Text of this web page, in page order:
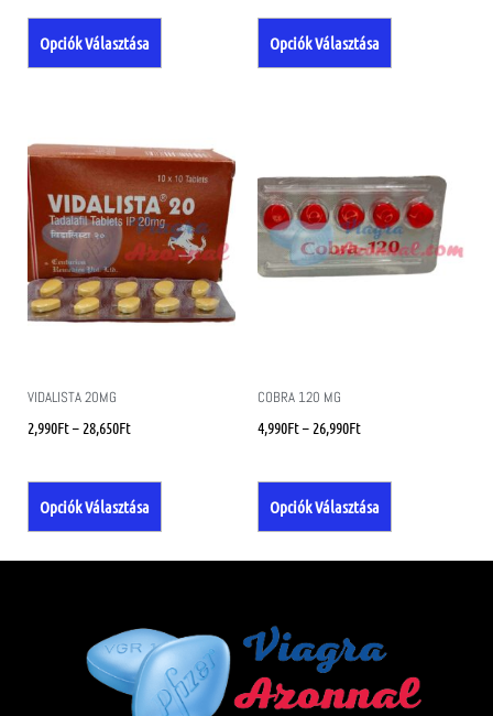
Opciók Választása Opciók Választása
VIDALISTA 20MG
2,990Ft– 28,650Ft
Opciók Választása
COBRA 120 MG
4,990Ft– 26,990Ft
Opciók Választása